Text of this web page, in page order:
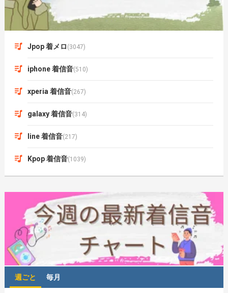
Jpop 着メロ (3047)
iphone 着信音(510)
xperia 着信音(267)
galaxy 着信音(314)
line 着信音(217)
Kpop 着信音(1039)
週ごと 毎月